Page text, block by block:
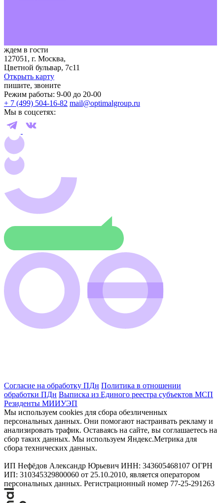
ждем в гости
127051, г. Москва,
Цветной бульвар, 7с11
Открыть карту
пишите, звоните
Режим работы: 9-00 до 20-00
+ 7 (499) 504-16-82 mail@optimalgroup.ru
Мы в соцсетях:
Согласие на обработку ПДн Политика в отношении
обработки ПДн Выписка из Единого реестра субъектов МСП
Резиденты МИИУЭП
Мы используем cookies для сбора обезличенных
персональных данных. Они помогают настраивать рекламу и
анализировать трафик. Оставаясь на сайте, вы соглашаетесь на
сбор таких данных. Мы используем Яндекс.Метрика для
сбора технических данных.
ИП Нефёдов Александр Юрьевич ИНН: 343605468107 ОГРН
ИП: 310345329800060 от 25.10.2010, является оператором
персональных данных. Регистрационный номер 77-25-291263